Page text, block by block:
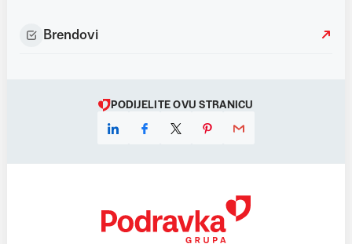
Brendovi
PODIJELITE OVU STRANICU